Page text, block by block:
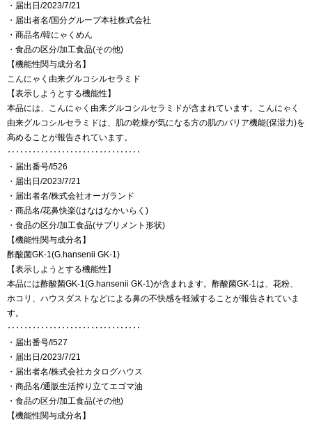
・届出日/2023/7/21
・届出者名/国分グループ本社株式会社
・商品名/韓にゃくめん
・食品の区分/加工食品(その他)
【機能性関与成分名】
こんにゃく由来グルコシルセラミド
【表示しようとする機能性】
本品には、こんにゃく由来グルコシルセラミドが含まれています。こんにゃく
由来グルコシルセラミドは、肌の乾燥が気になる方の肌のバリア機能(保湿力)を
高めることが報告されています。
‥‥‥‥‥‥‥‥‥‥‥‥‥‥‥‥
・届出番号/I526
・届出日/2023/7/21
・届出者名/株式会社オーガランド
・商品名/花鼻快楽(はなはなかいらく)
・食品の区分/加工食品(サプリメント形状)
【機能性関与成分名】
酢酸菌GK-1(G.hansenii GK-1)
【表示しようとする機能性】
本品には酢酸菌GK-1(G.hansenii GK-1)が含まれます。酢酸菌GK-1は、花粉、
ホコリ、ハウスダストなどによる鼻の不快感を軽減することが報告されていま
す。
‥‥‥‥‥‥‥‥‥‥‥‥‥‥‥‥
・届出番号/I527
・届出日/2023/7/21
・届出者名/株式会社カタログハウス
・商品名/通販生活搾り立てエゴマ油
・食品の区分/加工食品(その他)
【機能性関与成分名】